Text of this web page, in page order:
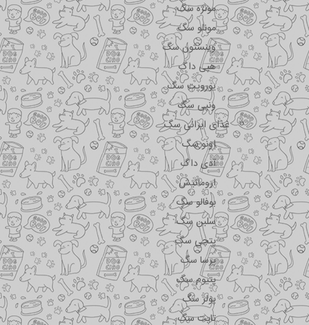
مونژه سگ
مونلو سگ
وینستون سگ
هپی داگ
یوروپت سگ
ونپی سگ
غذای ایرانی سگ
اونو سگ
آدی داگ
اروماتیش
بوفالو سگ
سلبن سگ
پتچی سگ
پرسا سگ
پتیوم سگ
پولر سگ
تاپت سگ